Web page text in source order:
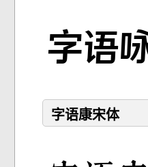
字语康宋体